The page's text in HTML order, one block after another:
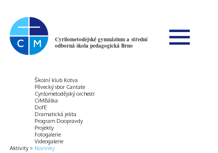
Cyrilometodějské gymnázium a střední
odborná škola pedagogická Brno
Aktivity
Školní klub Kotva
Pěvecký sbor Cantate
Cyrilometodějský orchestr
CiMBálka
DofE
Dramatická jelita
Program Doopravdy
Projekty
Fotogalerie
Videogalerie
Novinky